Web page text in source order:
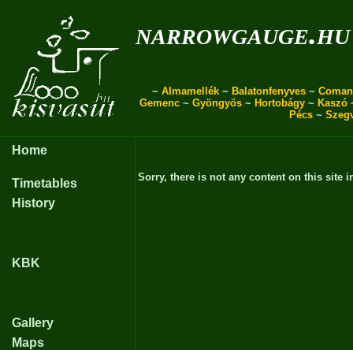
narrowgauge.hu
~ Almamellék ~ Balatonfenyves ~
Gemenc ~ Gyöngyös ~ Hortobágy ~ Kaszó
Pécs ~
Home
Timetables
History
KBK
Gallery
Maps
Sorry, there is not any content on this site